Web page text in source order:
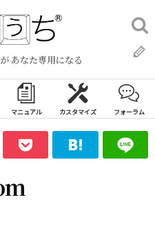
あなた専用になる
検
索:
マニュアル カスタマイズ フォーラム